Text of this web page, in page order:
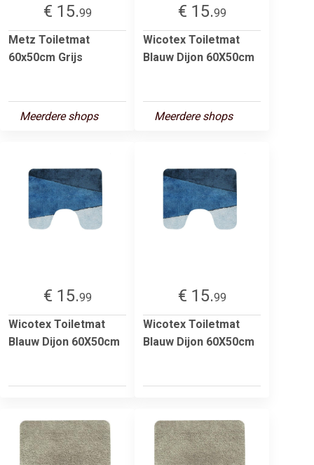
€ 15.99
Metz Toiletmat
60x50cm Grijs
Meerdere shops
€ 15.99
Wicotex Toiletmat
Blauw Dijon 60X50cm
Meerdere shops
€ 15.99
Wicotex Toiletmat
Blauw Dijon 60X50cm
€ 15.99
Wicotex Toiletmat
Blauw Dijon 60X50cm